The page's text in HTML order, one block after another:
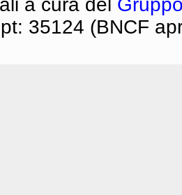
a cura del
35124 (BNCF